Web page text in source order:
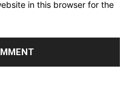
in this browser for the